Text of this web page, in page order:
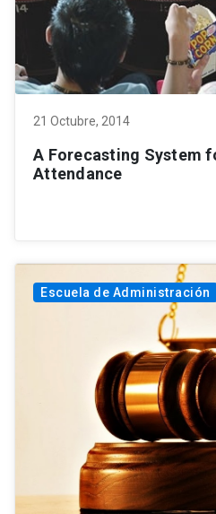
21 Octubre, 2014
A Forecasting System
Attendance
Escuela de Administración